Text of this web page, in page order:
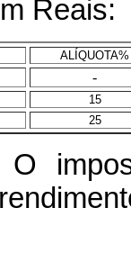
Reais:
ALÍQUOTA%
-
15
25
O